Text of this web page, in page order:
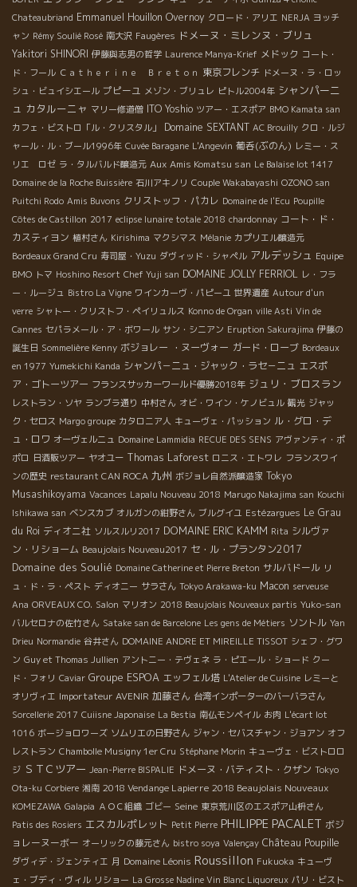
Chateaubriand Emmanuel Houillon Overnoy クロード・アリエ NERJA ヨッチ
ャン Rémy Soulié Rosé 南大沢 Faugères ドメーヌ・ミレンヌ・ブリュ
Yakitori SHINORI 伊藤與志男の哲学 Laurence Manya-Krief メドック コート・
ド・フール Ｃａｔｈｅｒｉｎｅ Ｂｒｅｔｏｎ 東京フレンチ ドメーヌ・ラ・ロッ
シュ・ビュイシエール プピーユ メゾン・ブリュレ ピトル2004年 シャンパーニ
ュ カタルーニャ マリー修道僧 ITO Yoshio ツアー・エスポア BMO Kamata san
カフェ・ビストロ「ル・クリスタル」
Domaine SEXTANT AC Brouilly クロ・ルジ
ャール・ル・ブール1996年 Cuvée Baragane L'Angevin 葡呑(ぶのん) レミー・ス
リエ ロゼ ラ・タルバルド醸造元 Aux Amis Komatsu san Le Balaise lot 1417
Domaine de la Roche Buissière 石川アキノリ Couple Wakabayashi OZONO san
Puitchi Rodo Amis Buvons クリストッフ・パカレ Domaine de l'Ecu Poupille
Côtes de Castillon 2017 eclipse lunaire totale 2018 chardonnay コート・ド・
カスティヨン 植村さん Kirishima マクシマス Mélanie カプリエル醸造元
Bordeaux Grand Cru 寿司屋・Yuzu ダヴィッド・シャペル アルデッシュ Equipe
BMO トマ Hoshino Resort Chef Yuji san DOMAINE JOLLY FERRIOL レ・フラ
ー・ルージュ Bistro La Vigne ワインカーヴ・パピーユ 世界遺産 Autour d'un
verre シャトー・クリストフ・ペイリュルス Konno de Organ ville Asti Vin de
Cannes セパラメール・ア・ボワール サン・シニアン Eruption Sakurajima 伊藤の
誕生日 Sommelière Kenny ボジョレー ・ヌーヴォー ガード・ローブ Bordeaux
en 1977 Yumekichi Kanda シャンパ－ニュ・ジャック・ラセ－ニュ エスポ
ア・ゴトーツアー フランスサッカーワールド優勝2018年 ジュリ・ブロスラン
レストラン・ソヤ ランブラ通り 中村さん オビ・ワイン・ケノビュル 観光 ジャッ
ク・セロス Margo groupe カタロニア人 キューヴェ・パッション ル・グロ・デ
ュ・ロワ オーヴェルニュ Domaine Lammidia RECUE DES SENS アヴァンティ・ポ
ポロ 日酒販ツアー ヤオユー Thomas Laforest ロニス・エトワレ フランスワイ
ンの歴史 restaurant CAN ROCA 九州 ボジョレ自然派醸造家 Tokyo
Musashikoyama Vacances Lapalu Nouveau 2018 Marugo Nakajima san Kouchi
Ishikawa san ベンスカブ オルガンの紺野さん ブルグイユ Estézargues Le Grau
du Roi ディオニ社 ソルスルリ2017 DOMAINE ERIC KAMM Rita シルヴァ
ン・リショーム Beaujolais Nouveau2017 セ・ル・プランタン2017
Domaine des Soulié Domaine Catherine et Pierre Breton サルバドール リ
ュ・ド・ラ・ペスト ディオニー サラさん Tokyo Arakawa-ku Macon serveuse
Ana ORVEAUX CO. Salon マリオン 2018 Beaujolais Nouveaux partis Yuko-san
バルセロナの佐竹さん Satake san de Barcelone Les gens de Métiers ソントル Yan
Drieu Normandie 谷井さん DOMAINE ANDRE ET MIREILLE TISSOT シェフ・グワ
ン Guy et Thomas Jullien アントニー・テヴェネ ラ・ピエール・ショード クー
ド・フォリ Caviar Groupe ESPOA エッフェル塔 L'Atelier de Cuisine レミーと
オリヴィエ Importateur AVENIR 加藤さん 台湾インポーターのバーバラさん
Sorcellerie 2017 Cuiisne Japonaise La Bestia 南仏モンペイル お肉 L'écart lot
1016 ボージョロワーズ ソムリエの日野さん ジャン・セバスチャン・ジョアン オフ
レストラン Chambolle Musigny 1er Cru Stéphane Morin キューヴェ・ビストロロ
ジ ＳＴＣツアー Jean-Pierre BISPALIE ドメーヌ・バティスト・クザン Tokyo
Ota-ku Corbiere 湘南 2018 Vendange Lapierre 2018 Beaujolais Nouveaux
KOMEZAWA Galapia ＡＯＣ組織 ゴビー Seine 東京荒川区のエスポア山枡さん
Patis des Rosiers エスカルポレット Petit Pierre PHILIPPE PACALET ボジ
ョレーヌーボー オーリックの藤元さん bistro soya Valençay Château Poupille
ダヴィデ・ジェンティエ 月 Domaine Léonis Roussillon Fukuoka キューヴ
ェ・ブディ・ヴィル リショー La Grosse Nadine Vin Blanc Liquoreux パリ・ビスト